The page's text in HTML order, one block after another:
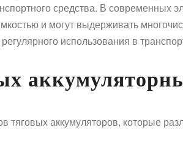
средства. В современных
и могут выдерживать
использования в
тяговых аккумуляторов, которые